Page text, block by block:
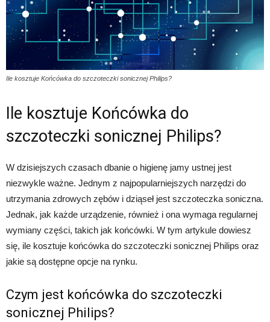
Ile kosztuje Końcówka do szczoteczki sonicznej Philips?
Ile kosztuje Końcówka do
szczoteczki sonicznej Philips?
W dzisiejszych czasach dbanie o higienę jamy ustnej jest
niezwykle ważne. Jednym z najpopularniejszych narzędzi do
utrzymania zdrowych zębów i dziąseł jest szczoteczka soniczna.
Jednak, jak każde urządzenie, również i ona wymaga regularnej
wymiany części, takich jak końcówki. W tym artykule dowiesz
się, ile kosztuje końcówka do szczoteczki sonicznej Philips oraz
jakie są dostępne opcje na rynku.
Czym jest końcówka do szczoteczki
sonicznej Philips?